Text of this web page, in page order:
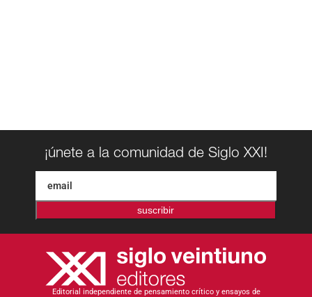
¡únete a la comunidad de Siglo XXI!
suscribir
Editorial independiente de pensamiento crítico y ensayos de